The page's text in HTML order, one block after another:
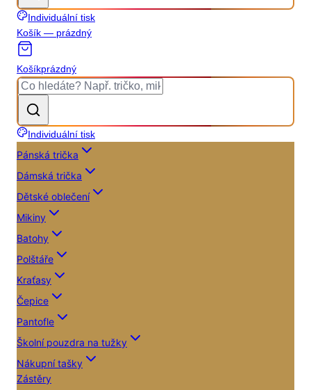
Individuální tisk
Košík — prázdný
Košíkprázdný
Individuální tisk
Pánská trička
Dámská trička
Dětské oblečení
Mikiny
Batohy
Polštáře
Kraťasy
Čepice
Pantofle
Školní pouzdra na tužky
Nákupní tašky
Zástěry